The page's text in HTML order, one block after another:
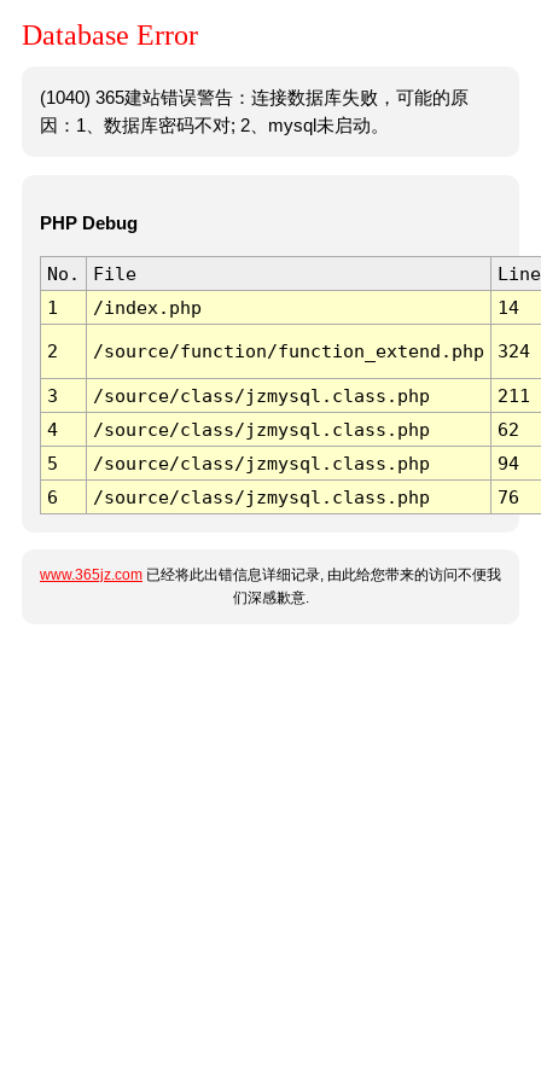
Database Error
(1040) 365建站错误警告：连接数据库失败，可能的原
因：1、数据库密码不对; 2、mysql未启动。
PHP Debug
No. File
Line
1
/index.php 14
2 /source/function/function_extend.php 324
3 /source/class/jzmysql.class.php
211
4
/source/class/jzmysql.class.php
62
5
/source/class/jzmysql.class.php
94
6
/source/class/jzmysql.class.php 76
www.365jz.com 已经将此出错信息详细记录, 由此给您带来的访问不便我
们深感歉意.